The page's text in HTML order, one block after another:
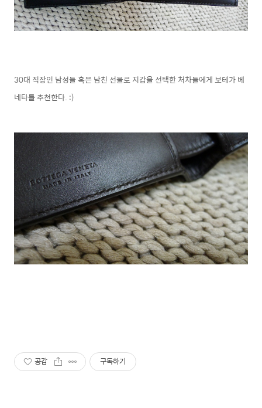
30대 직장인 남성들 혹은 남친 선물로 지갑을 선택한 처차들에게 보테가 베
네타를 추천한다. :)
공감 구독하기